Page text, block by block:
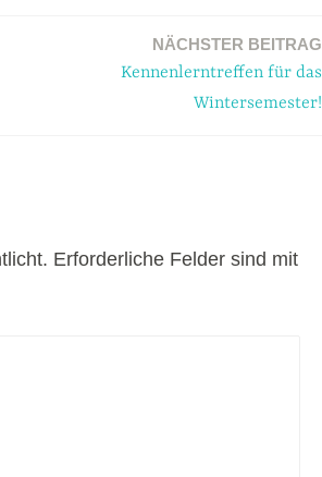
NÄCHSTER BEITRAG
Kennenlerntreffen für das
Wintersemester!
Erforderliche Felder sind mit